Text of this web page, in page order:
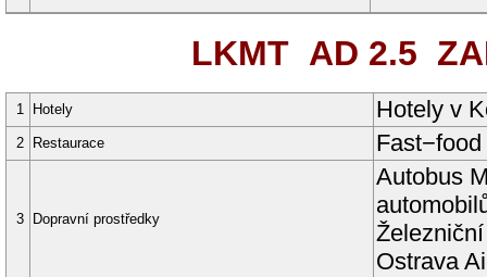
LKMT AD 2.5
1 Hotely Hotely v
2 Restaurace
3 Dopravní prostředky
Autobus
Ostrava